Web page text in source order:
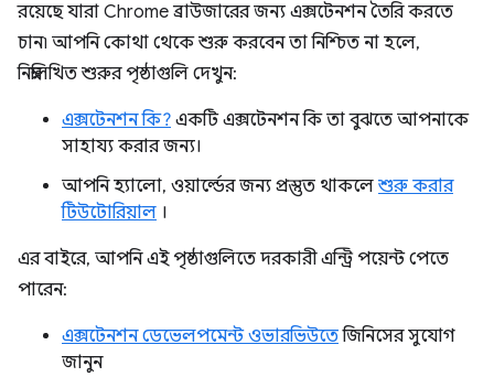
রয়েছে যারা Chrome ব্রাউজারের জন্য এক্সটেনশন তৈরি করতে
চান৷ আপনি কোথা থেকে শুরু করবেন তা নিশ্চিত না হলে,
নিম্নলিখিত শুরুর পৃষ্ঠাগুলি দেখুন:
এক্সটেনশন কি? একটি এক্সটেনশন কি তা বুঝতে আপনাকে
সাহায্য করার জন্য।
আপনি হ্যালো, ওয়ার্ল্ডের জন্য প্রস্তুত থাকলে শুরু করার
টিউটোরিয়াল ।
এর বাইরে, আপনি এই পৃষ্ঠাগুলিতে দরকারী এন্ট্রি পয়েন্ট পেতে
পারেন:
এক্সটেনশন ডেভেলপমেন্ট ওভারভিউতেজিনিসের সুযোগ
জানুন